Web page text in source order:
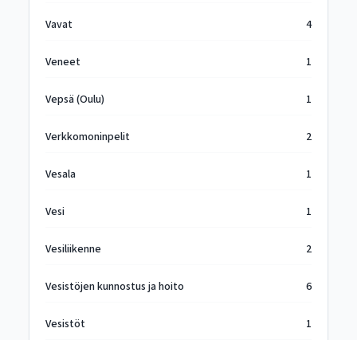
Vavat 4
Veneet 1
Vepsä (Oulu) 1
Verkkomoninpelit 2
Vesala 1
Vesi 1
Vesiliikenne 2
Vesistöjen kunnostus ja hoito 6
Vesistöt 1